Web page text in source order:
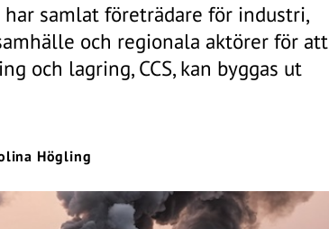
samlat företrädare för industri,
och regionala aktörer för att
och lagring, CCS, kan byggas ut
Högling